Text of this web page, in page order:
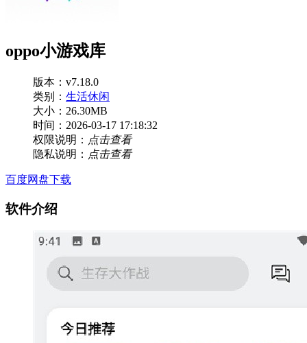
oppo小游戏库
版本：v7.18.0
类别： 生活休闲
大小：26.30MB
时间：2026-03-17 17:18:32
权限说明： 点击查看
隐私说明： 点击查看
百度网盘下载
软件介绍